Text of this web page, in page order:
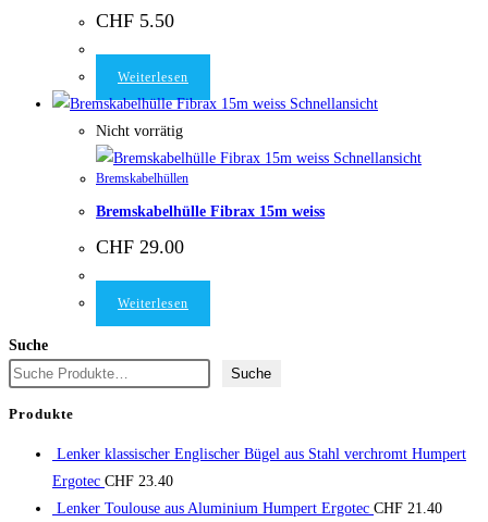
CHF 5.50
Weiterlesen
Schnellansicht
Nicht vorrätig
Schnellansicht
Bremskabelhüllen
Bremskabelhülle Fibrax 15m weiss
CHF 29.00
Weiterlesen
Suche
Suche
Produkte
Lenker klassischer Englischer Bügel aus Stahl verchromt Humpert
Ergotec CHF 23.40
Lenker Toulouse aus Aluminium Humpert Ergotec CHF 21.40